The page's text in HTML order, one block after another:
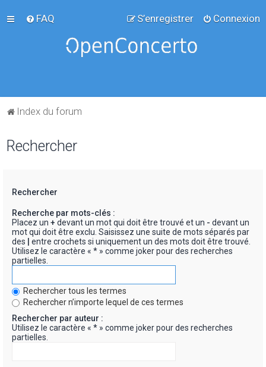
FAQ Connexion
S’enregistrer
Index du forum
Rechercher
Rechercher
Recherche par mots-clés :
Placez un + devant un mot qui doit être trouvé et un - devant un
mot qui doit être exclu. Saisissez une suite de mots séparés par
des
entre crochets si uniquement un des mots doit être trouvé.
Utilisez le caractère « * » comme joker pour des recherches
partielles.
Rechercher tous les termes
Rechercher n’importe lequel de ces termes
Rechercher par auteur :
Utilisez le caractère « * » comme joker pour des recherches
partielles.